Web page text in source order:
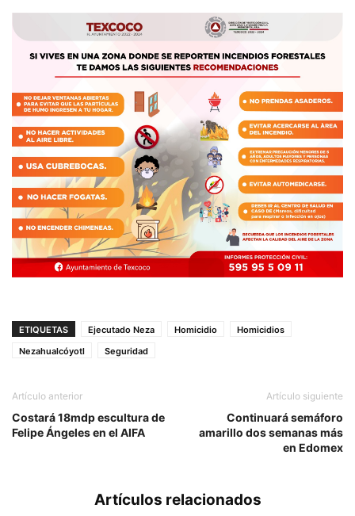
ETIQUETAS Ejecutado Neza Homicidio
Homicidios
Nezahualcóyotl
Seguridad
Artículo anterior
Costará 18mdp escultura de
Felipe Ángeles en el AIFA
Artículo siguiente
Continuará semáforo
amarillo dos semanas más
en Edomex
Artículos relacionados